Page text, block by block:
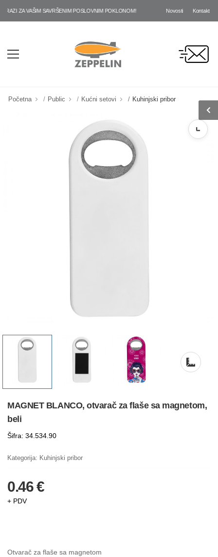
ZA VAŠIM SAVRŠENIM POSLOVNIM POKLONOM! Novosti Kontakt
Početna Public Kućni setovi Kuhinjski pribor
MAGNET BLANCO, otvarač za flaše sa magnetom,
beli
Šifra: 34.534.90
Kategorija: Kuhinjski pribor
0.46 €
+ PDV
Otvarač za flaše sa magnetom